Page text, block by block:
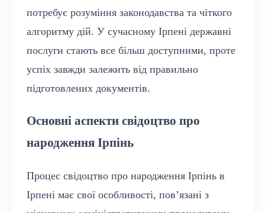
потребує розуміння законодавства та чіткого
алгоритму дій. У сучасному Ірпені державні
послуги стають все більш доступними, проте
успіх завжди залежить від правильно
підготовлених документів.
Основні аспекти свідоцтво про
народження Ірпінь
Процес свідоцтво про народження Ірпінь в
Ірпені має свої особливості, пов’язані з